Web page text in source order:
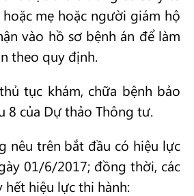
mẹ hoặc người giám hộ
vào hồ sơ bệnh án để làm
theo quy định.
tục khám, chữa bệnh bảo
8 của Dự thảo Thông tư.
nêu trên bắt đầu có hiệu lực
01/6/2017; đồng thời, các
hết hiệu lực thi hành: